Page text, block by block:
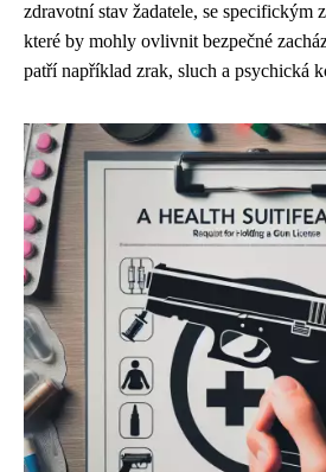
zdravotní stav žadatele, se specifickým
které by mohly ovlivnit bezpečné
patří například zrak, sluch a psychická